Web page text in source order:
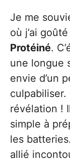
Je me
où j’ai
Protéiné.
une longue
envie d’un
révélation !
simple à
les
allié